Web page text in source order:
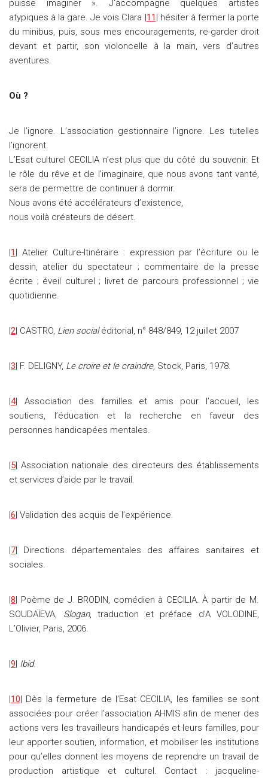
puisse imaginer ». J’accompagne quelques artistes
atypiques à la gare. Je vois Clara |11 | hésiter à fermer la porte
du minibus, puis, sous mes encouragements, re-garder droit
devant et partir, son violoncelle à la main, vers d’autres
aventures.
Où ?
Je l’ignore. L’association gestionnaire l’ignore. Les tutelles
l’ignorent.
L’Esat culturel CECILIA n’est plus que du côté du souvenir. Et
le rôle du rêve et de l’imaginaire, que nous avons tant vanté,
sera de permettre de continuer à dormir.
Nous avons été accélérateurs d’existence,
nous voilà créateurs de désert.
|1 | Atelier Culture-Itinéraire : expression par l’écriture ou le
dessin, atelier du spectateur ; commentaire de la presse
écrite ; éveil culturel ; livret de parcours professionnel ; vie
quotidienne.
|2| CASTRO, Lien socialéditorial, n° 848/849, 12 juillet 2007
|3| F. DELIGNY, Le croire et le craindre, Stock, Paris, 1978.
|4| Association des familles et amis pour l’accueil, les
soutiens, l’éducation et la recherche en faveur des
personnes handicapées mentales.
|5| Association nationale des directeurs des établissements
et services d’aide par le travail.
|6| Validation des acquis de l’expérience.
|7| Directions départementales des affaires sanitaires et
sociales.
|8| Poème de J. BRODIN, comédien à CECILIA. À partir de M.
SOUDAÏEVA, Slogan, traduction et préface d’A VOLODINE,
L’Olivier, Paris, 2006.
|9| Ibid.
|10| Dès la fermeture de l’Esat CECILIA, les familles se sont
associées pour créer l’association AHMIS afin de mener des
actions vers les travailleurs handicapés et leurs familles, pour
leur apporter soutien, information, et mobiliser les institutions
pour qu’elles donnent les moyens de reprendre un travail de
production artistique et culturel. Contact : jacqueline-